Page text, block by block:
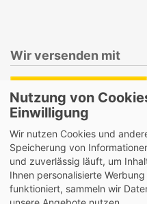
Wir versenden mit
Lieferung auch an
Samstagszustellung
Nutzung von
Einwilligung
Wir nutzen Cookies und
Speicherung von
und zuverlässig läuft, um
Ihnen personalisierte
funktioniert, sammeln wir